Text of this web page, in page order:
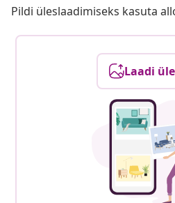
Pildi üleslaadimiseks kasuta
Laadi